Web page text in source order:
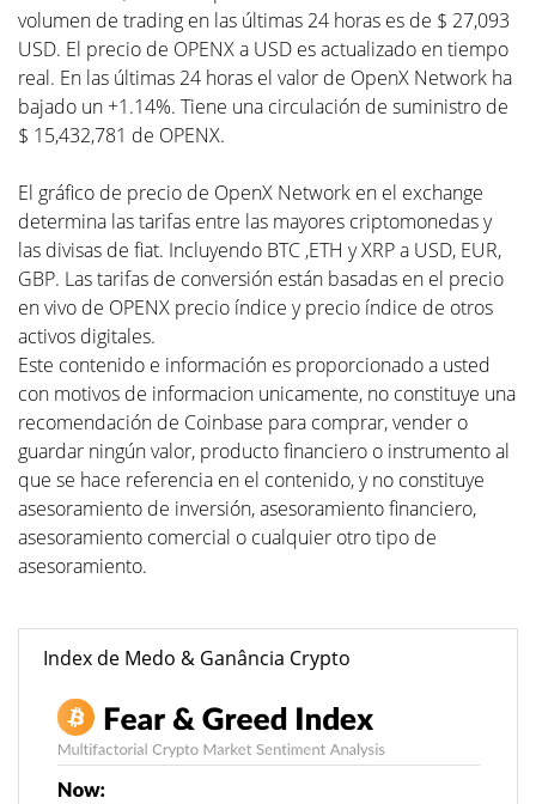
volumen de trading en las últimas 24 horas es de $ 27,093
USD. El precio de OPENX a USD es actualizado en tiempo
real. En las últimas 24 horas el valor de OpenX Network ha
bajado un +1.14%. Tiene una circulación de suministro de
$ 15,432,781 de OPENX.
El gráfico de precio de OpenX Network en el exchange
determina las tarifas entre las mayores criptomonedas y
las divisas de fiat. Incluyendo BTC ,ETH y XRP a USD, EUR,
GBP. Las tarifas de conversión están basadas en el precio
en vivo de OPENX precio índice y precio índice de otros
activos digitales.
Este contenido e información es proporcionado a usted
con motivos de informacion unicamente, no constituye una
recomendación de Coinbase para comprar, vender o
guardar ningún valor, producto financiero o instrumento al
que se hace referencia en el contenido, y no constituye
asesoramiento de inversión, asesoramiento financiero,
asesoramiento comercial o cualquier otro tipo de
asesoramiento.
Index de Medo & Ganância Crypto